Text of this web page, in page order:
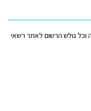
וכל גולש הרשום לאתר רשאי